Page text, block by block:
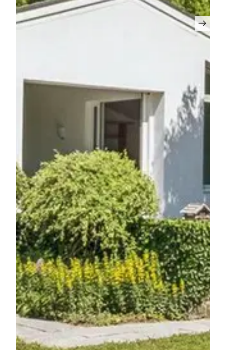
Für Details bitte
registrieren
Nach Ihrer Registrierung können Sie alle
verfügbaren Informationen wie Dokumentationen,
Grundrisse und Touren zum Download freischalten
sowie Suchprofile erstellen.
Haben Sie bereits ein Konto?Anmelden